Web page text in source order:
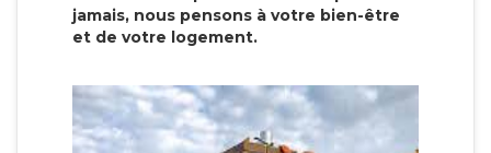
jamais, nous pensons à votre bien-être
et de votre logement.